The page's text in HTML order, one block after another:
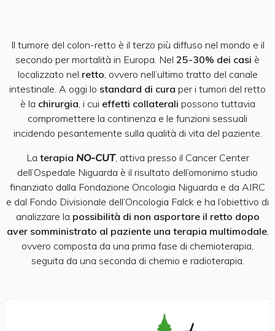
Il tumore del colon-retto è il terzo più diffuso nel mondo e il
secondo per mortalità in Europa. Nel 25-30% dei casi è
localizzato nel retto , ovvero nell’ultimo tratto del canale
intestinale. A oggi lo standard di cura per i tumori del retto
è la chirurgia , i cui effetti collaterali possono tuttavia
compromettere la continenza e le funzioni sessuali
incidendo pesantemente sulla qualità di vita del paziente.
La terapia NO-CUT, attiva presso il Cancer Center
dell’Ospedale Niguarda è il risultato dell’omonimo studio
finanziato dalla Fondazione Oncologia Niguarda e da AIRC
e dal Fondo Divisionale dell’Oncologia Falck e ha l’obiettivo di
analizzare la possibilità di non asportare il retto dopo
aver somministrato al paziente una terapia multimodale,
ovvero composta da una prima fase di chemioterapia,
seguita da una seconda di chemio e radioterapia.